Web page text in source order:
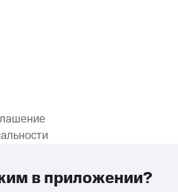
ПРИЛОЖЕНИЕ